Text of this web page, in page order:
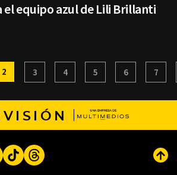
el equipo azul de Lili Brillanti
2 3 4 5 6 7
Instagram
TikTokThreads